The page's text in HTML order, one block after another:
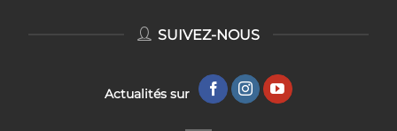
SUIVEZ-NOUS
Actualités sur